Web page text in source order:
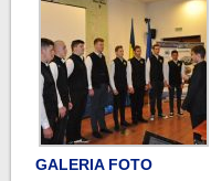
GALERIA FOTO